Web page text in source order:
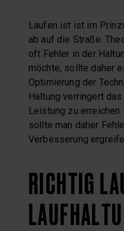
Laufen ist ist im
ab auf die Straße.
oft Fehler in der
möchte, sollte daher
Optimierung der
Haltung verringert
Leistung zu
sollte man daher
Verbesserung
RICHTIG